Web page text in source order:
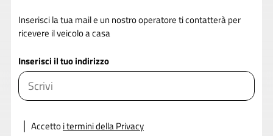
Inserisci la tua mail e un nostro operatore ti contatterà per
ricevere il veicolo a casa
Inserisci il tuo indirizzo
Accettoi termini della Privacy